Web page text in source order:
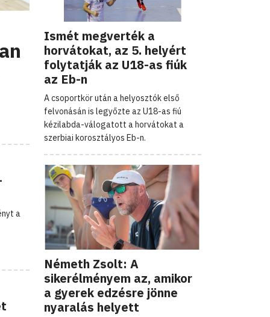
a
Ismét megverték a
horvátokat, az 5. helyért
folytatják az U18-as fiúk
az Eb-n
A csoportkör után a helyosztók első
felvonásán is legyőzte az U18-as fiú
kézilabda-válogatott a horvátokat a
szerbiai korosztályos Eb-n.
Németh Zsolt: A
sikerélményem az, amikor
a gyerek edzésre jönne
nyaralás helyett